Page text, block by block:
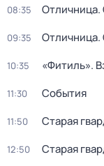
08:35 Отличница.
09:35 Отличница.
10:35 «Фитиль».
11:30 События
11:50 Старая
12:50 Старая